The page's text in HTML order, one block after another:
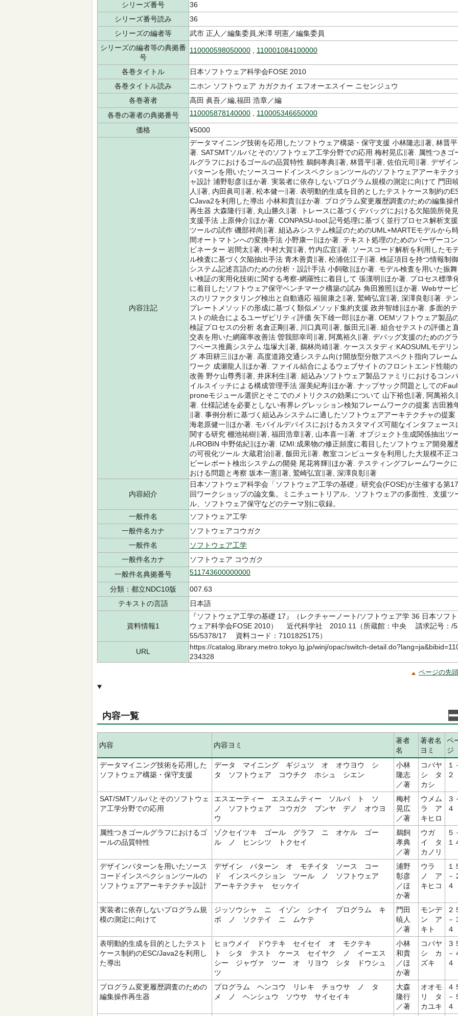
シリーズ番号
36
シリーズ番号読み
36
シリーズの編者等
武市 正人／編集委員,米澤 明憲／編集委員
シリーズの編者等の典拠番
号
110000598050000 110001084100000
各巻タイトル
日本ソフトウェア科学会FOSE 2010
各巻タイトル読み
ニホン ソフトウェア カガクカイ エフオーエスイー ニセンジュウ
各巻著者
高田 眞吾／編,福田 浩章／編
各巻の著者の典拠番号
110005878140000 110005346650000
価格 ¥5000
内容注記
データマイニング技術を応用したソフトウェア構築・保守支援 小林隆志∥著, 林晋
著. SATSMTソルバとそのソフトウェア工学分野での応用 梅村晃広∥著. 属性つきゴ
ルグラフにおけるゴールの品質特性 鵜飼孝典∥著, 林晋平∥著, 佐伯元司∥著. デザイ
パターンを用いたソースコードインスペクションツールのソフトウェアアーキテク
ャ設計 浦野彰彦∥ほか著. 実装者に依存しないプログラム規模の測定に向けて 門田
人∥著, 内田眞司∥著, 松本健一∥著. 表明動的生成を目的としたテストケース制約の
CJava2を利用した導出 小林和貴∥ほか著. プログラム変更履歴調査のための編集操
再生器 大森隆行∥著, 丸山勝久∥著. トレースに基づくデバッグにおける欠陥箇所発見
支援手法 上原伸介∥ほか著. CONPASU-tool:記号処理に基づく並行プロセス解析支援
ツールの試作 磯部祥尚∥著. 組込みシステム検証のためのUML+MARTEモデルから
間オートマトンへの変換手法 小野康一∥ほか著. テキスト処理のためのパーザーコン
ビネーター 岩間太∥著, 中村大賀∥著, 竹内広宜∥著. ソースコード解析を利用したモ
ル検査に基づく欠陥抽出手法 青木善貴∥著, 松浦佐江子∥著. 検証項目を持つ情報制御
システム記述言語のための分析・設計手法 小飼敬∥ほか著. モデル検査を用いた振舞
い検証の実用化技術に関する考察-網羅性に着目して 張漢明∥ほか著. プロセス標準
に着目したソフトウェア保守ベンチマーク構築の試み 角田雅照∥ほか著. Webサービ
スのリファクタリング検出と自動適応 福留康之∥著, 鷲崎弘宜∥著, 深澤良彰∥著. テ
プレートメソッドの形成に基づく類似メソッド集約支援 政井智雄∥ほか著. 多面的テ
ストの統合によるユーザビリティ評価 矢下雄一郎∥ほか著. OEMソフトウェア製品
検証プロセスの分析 名倉正剛∥著, 川口真司∥著, 飯田元∥著. 組合せテストの評価と
交表を用いた網羅率改善法 曽我部幸司∥著, 阿萬裕久∥著. デバッグ支援のためのグラ
フベース推薦システム 塩塚大∥著, 鵜林尚靖∥著. ケーススタディ:KAOSUMLモデリ
グ 本田耕三∥ほか著. 高度道路交通システム向け開放型分散アスペクト指向フレーム
ワーク 成瀬龍人∥ほか著. ファイル結合によるウェブサイトのフロントエンド性能の
改善 野ケ山尊秀∥著, 井床利生∥著. 組込みソフトウェア製品ファミリにおけるコンパ
イルスイッチによる構成管理手法 渥美紀寿∥ほか著. ナップサック問題としての
proneモジュール選択とそこでのメトリクスの効果について 山下裕也∥著, 阿萬裕久
著. 仕様記述を必要としない有界レグレッション検知フレームワークの提案 吉田雅
∥著. 事例分析に基づく組込みシステムに適したソフトウェアアーキテクチャの提案
海老原健一∥ほか著. モバイルデバイスにおけるカスタマイズ可能なインタフェース
関する研究 棚池祐樹∥著, 福田浩章∥著, 山本喜一∥著. オブジェクト生成関係抽出ツ
ルROBIN 中野佑紀∥ほか著. IZMI:成果物の修正頻度に着目したソフトウェア開発履
の可視化ツール 大蔵君治∥著, 飯田元∥著. 教室コンピュータを利用した大規模不正コ
ピーレポート検出システムの開発 尾花将輝∥ほか著. テスティングフレームワークに
おける問題と考察 坂本一憲∥著, 鷲崎弘宜∥著, 深澤良彰∥著
内容紹介
日本ソフトウェア科学会「ソフトウェア工学の基礎」研究会(FOSE)が主催する第17
回ワークショップの論文集。ミニチュートリアル、ソフトウェアの多面性、支援ツ
ル、ソフトウェア保守などのテーマ別に収録。
一般件名
ソフトウェア工学
一般件名カナ
ソフトウェアコウガク
一般件名
ソフトウェア工学
一般件名カナ
ソフトウェア コウガク
一般件名典拠番号
511743600000000
分類：都立NDC10版
007.63
テキストの言語
日本語
資料情報1
『ソフトウェア工学の基礎 17』（レクチャーノート/ソフトウェア学 36 日本ソフト
ウェア科学会FOSE 2010） 近代科学社 2010.11（所蔵館：中央 請求記号：/
55/5378/17 資料コード：7101825175）
URL
https://catalog.library.metro.tokyo.lg.jp/winj/opac/switch-
234328
ページの先
内容一覧
内容 内容ヨミ
著者
名
著者名
ヨミ
ペ
ジ
データマイニング技術を応用した
ソフトウェア構築・保守支援
データ マイニング ギジュツ オ オウヨウ シ
タ ソフトウェア コウチク ホシュ シエン
小林
隆志
／著
コバヤ
シ タ
カシ
１
２
SAT/SMTソルバとそのソフトウェ
ア工学分野での応用
エスエーティー エスエムティー ソルバ ト ソ
ノ ソフトウェア コウガク ブンヤ デノ オウヨ
ウ
梅村
晃広
／著
ウメム
ラ ア
キヒロ
３
４
属性つきゴールグラフにおけるゴ
ールの品質特性
ゾクセイツキ ゴール グラフ ニ オケル ゴー
ル ノ ヒンシツ トクセイ
鵜飼
孝典
／著
ウガ
イ タ
カノリ
５
１
デザインパターンを用いたソース
コードインスペクションツールの
ソフトウェアアーキテクチャ設計
デザイン パターン オ モチイタ ソース コー
ド インスペクション ツール ノ ソフトウェア
アーキテクチャ セッケイ
浦野
彰彦
／ほ
か著
ウラ
ノ ア
キヒコ
１
－
４
実装者に依存しないプログラム規
模の測定に向けて
ジッソウシャ ニ イゾン シナイ プログラム キ
ボ ノ ソクテイ ニ ムケテ
門田
暁人
／著
モンデ
ン ア
キト
２
－
４
表明動的生成を目的としたテスト
ケース制約のESC/Java2を利用し
た導出
ヒョウメイ ドウテキ セイセイ オ モクテキ
ト シタ テスト ケース セイヤク ノ イーエス
シー ジャヴァ ツー オ リヨウ シタ ドウシュ
ツ
小林
和貴
／ほ
か著
コバヤ
シ カ
ズキ
３
－
４
プログラム変更履歴調査のための
編集操作再生器
プログラム ヘンコウ リレキ チョウサ ノ タ
メ ノ ヘンシュウ ソウサ サイセイキ
大森
隆行
／著
オオモ
リ タ
カユキ
４
－
４